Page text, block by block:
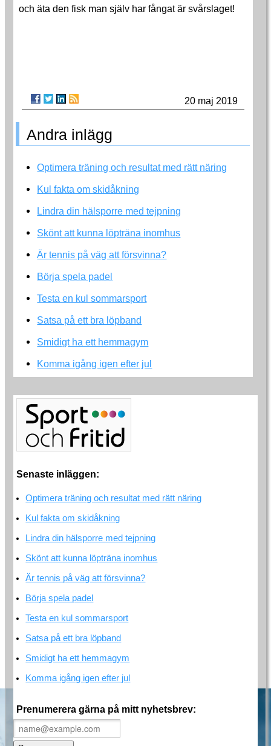
och äta den fisk man själv har fångat är svårslaget!
20 maj 2019
Andra inlägg
Optimera träning och resultat med rätt näring
Kul fakta om skidåkning
Lindra din hälsporre med tejpning
Skönt att kunna löpträna inomhus
Är tennis på väg att försvinna?
Börja spela padel
Testa en kul sommarsport
Satsa på ett bra löpband
Smidigt ha ett hemmagym
Komma igång igen efter jul
Senaste inläggen:
Optimera träning och resultat med rätt näring
Kul fakta om skidåkning
Lindra din hälsporre med tejpning
Skönt att kunna löpträna inomhus
Är tennis på väg att försvinna?
Börja spela padel
Testa en kul sommarsport
Satsa på ett bra löpband
Smidigt ha ett hemmagym
Komma igång igen efter jul
Prenumerera gärna på mitt nyhetsbrev: